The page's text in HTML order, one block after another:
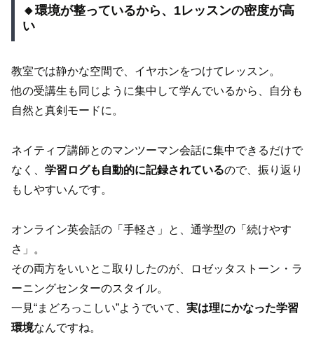
🔸環境が整っているから、1レッスンの密度が高
い
教室では静かな空間で、イヤホンをつけてレッスン。
他の受講生も同じように集中して学んでいるから、自分も
自然と真剣モードに。
ネイティブ講師とのマンツーマン会話に集中できるだけで
なく、 学習ログも自動的に記録されているので、振り返り
もしやすいんです。
オンライン英会話の「手軽さ」と、通学型の「続けやす
さ」。
その両方をいいとこ取りしたのが、ロゼッタストーン・ラ
ーニングセンターのスタイル。
一見“まどろっこしい”ようでいて、 実は理にかなった学習
環境なんですね。